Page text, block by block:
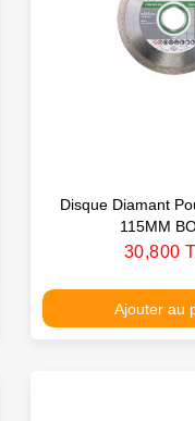
Disque Diamant
115MM
Prix
30,800
Ajouter au